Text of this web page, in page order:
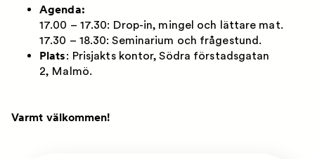
Agenda:
17.00 – 17.30: Drop-in, mingel och lättare mat.
17.30 – 18.30: Seminarium och frågestund.
Plats: Prisjakts kontor, Södra förstadsgatan
2, Malmö.
Varmt välkommen!